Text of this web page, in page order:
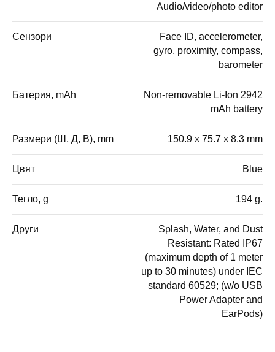
Audio/video/photo editor
Сензори
Face ID, accelerometer,
gyro, proximity, compass,
barometer
Батерия, mAh
Non-removable Li-Ion 2942
mAh battery
Размери (Ш, Д, В), mm 150.9 x 75.7 x 8.3 mm
Цвят Blue
Тегло, g 194 g.
Други
Splash, Water, and Dust
Resistant: Rated IP67
(maximum depth of 1 meter
up to 30 minutes) under IEC
standard 60529; (w/o USB
Power Adapter and
EarPods)